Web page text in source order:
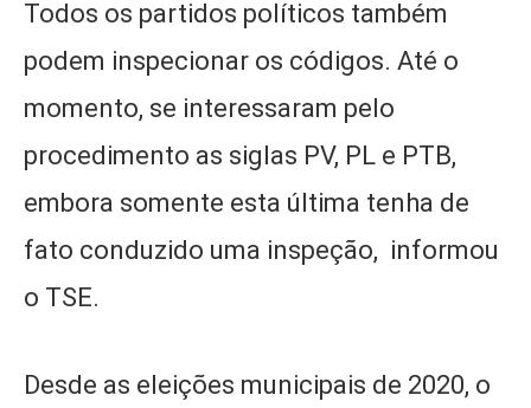
Todos os partidos políticos também
podem inspecionar os códigos. Até o
momento, se interessaram pelo
procedimento as siglas PV, PL e PTB,
embora somente esta última tenha de
fato conduzido uma inspeção, informou
o TSE.
Desde as eleições municipais de 2020, o